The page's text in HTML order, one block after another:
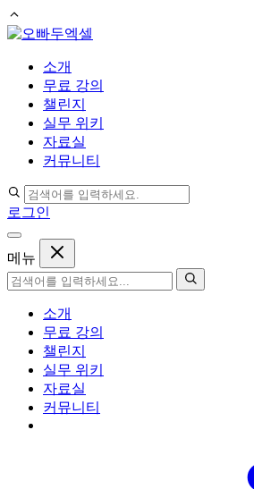
컨
소개
무료 강의
챌린지
실무 위키
자료실
커뮤니티
로그인
메뉴
소개
무료 강의
챌린지
실무 위키
자료실
커뮤니티